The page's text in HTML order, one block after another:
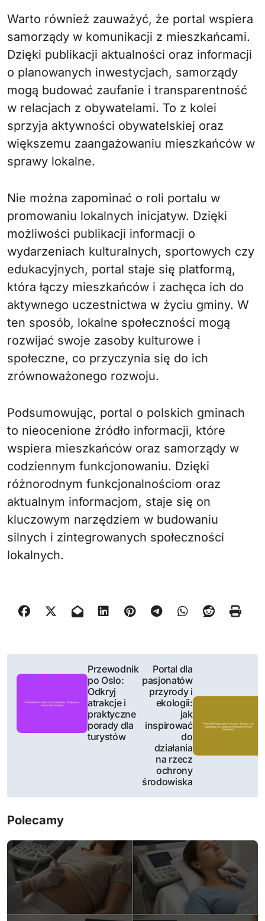
Warto również zauważyć, że portal wspiera
samorządy w komunikacji z mieszkańcami.
Dzięki publikacji aktualności oraz informacji
o planowanych inwestycjach, samorządy
mogą budować zaufanie i transparentność
w relacjach z obywatelami. To z kolei
sprzyja aktywności obywatelskiej oraz
większemu zaangażowaniu mieszkańców w
sprawy lokalne.
Nie można zapominać o roli portalu w
promowaniu lokalnych inicjatyw. Dzięki
możliwości publikacji informacji o
wydarzeniach kulturalnych, sportowych czy
edukacyjnych, portal staje się platformą,
która łączy mieszkańców i zachęca ich do
aktywnego uczestnictwa w życiu gminy. W
ten sposób, lokalne społeczności mogą
rozwijać swoje zasoby kulturowe i
społeczne, co przyczynia się do ich
zrównoważonego rozwoju.
Podsumowując, portal o polskich gminach
to nieocenione źródło informacji, które
wspiera mieszkańców oraz samorządy w
codziennym funkcjonowaniu. Dzięki
różnorodnym funkcjonalnościom oraz
aktualnym informacjom, staje się on
kluczowym narzędziem w budowaniu
silnych i zintegrowanych społeczności
lokalnych.
c
j
a
w
p
Przewodnik
po Oslo:
Odkryj
atrakcje i
praktyczne
porady dla
turystów
Portal dla
pasjonatów
przyrody i
ekologii:
jak
inspirować
do
działania
na rzecz
ochrony
środowiska
Polecamy